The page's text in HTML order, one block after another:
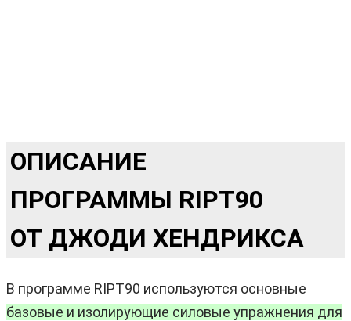
ОПИСАНИЕ
ПРОГРАММЫ RIPT90
ОТ ДЖОДИ ХЕНДРИКСА
В программе RIPT90 используются основные
базовые и изолирующие силовые упражнения для